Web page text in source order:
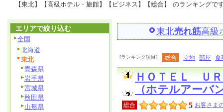
【東北】【高級ホテル・旅館】【ビジネス】【総合】 のランキングで
東北売れ筋高級
[ランキング項目] 総合 立地 部屋 食
ＨＯＴＥＬ Ｕ
（ホテルアーバ
総合 5 お客さま
エリアで絞り込む
全国
北海道
東北
青森県
岩手県
宮城県
秋田県
山形県